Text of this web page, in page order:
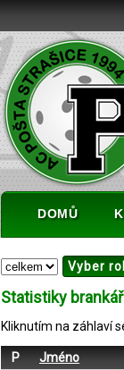
DOMŮ
Statistiky
Kliknutím na záhlaví
P Jméno